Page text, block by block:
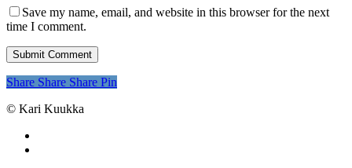
Save my name, email, and website in this browser for the next
time I comment.
Share Share Share Pin
© Kari Kuukka